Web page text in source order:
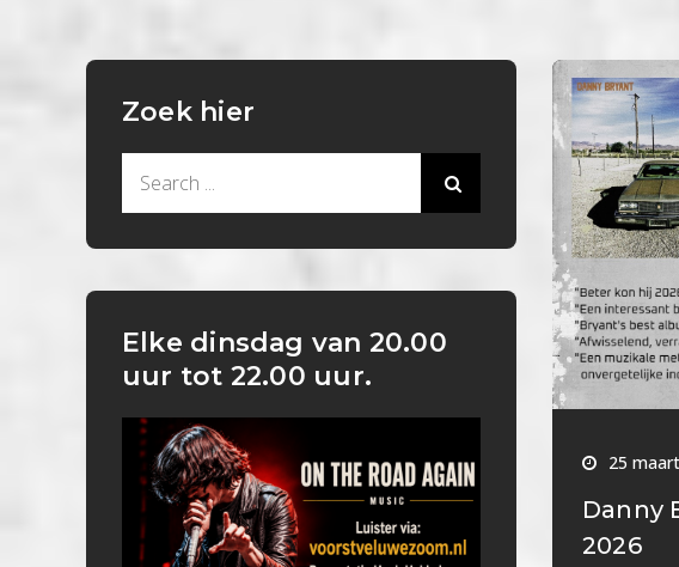
25
Danny
2026
Zoek hier
Elke dinsdag van 20.00
uur tot 22.00 uur.